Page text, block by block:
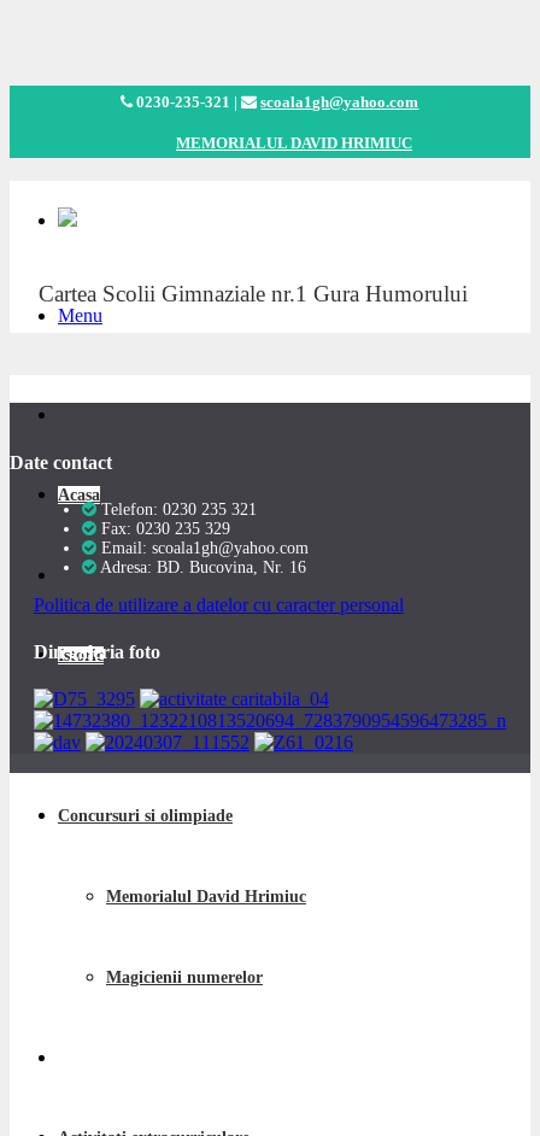
0230-235-321 | scoala1gh@yahoo.com
MEMORIALUL DAVID HRIMIUC
Menu
Acasa
Istoric
Concursuri si olimpiade
Memorialul David Hrimiuc
Magicienii numerelor
Cartea Scolii Gimnaziale nr.1 Gura Humorului
Date contact
Telefon: 0230 235 321
Fax: 0230 235 329
Email: scoala1gh@yahoo.com
Adresa: BD. Bucovina, Nr. 16
Politica de utilizare a datelor cu caracter personal
Din galeria foto